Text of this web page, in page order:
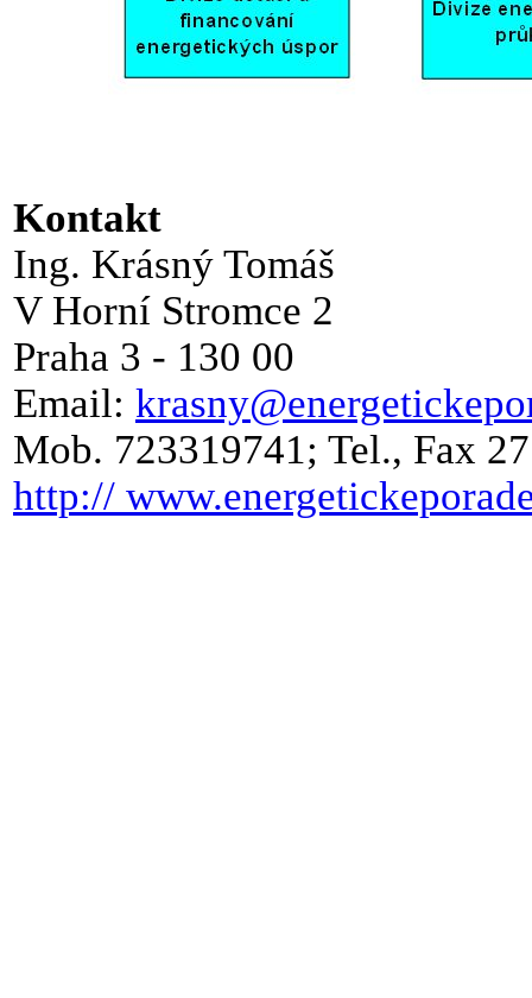
Kontakt
Ing. Krásný Tomáš
V Horní Stromce 2
Praha 3 - 130 00
Email:
Mob. 723319741; Tel., Fax
http://